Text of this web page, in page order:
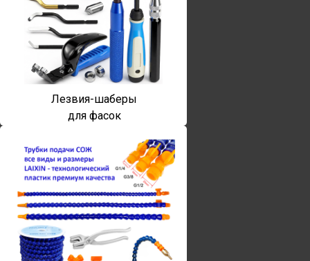
Лезвия-шаберы
для фасок